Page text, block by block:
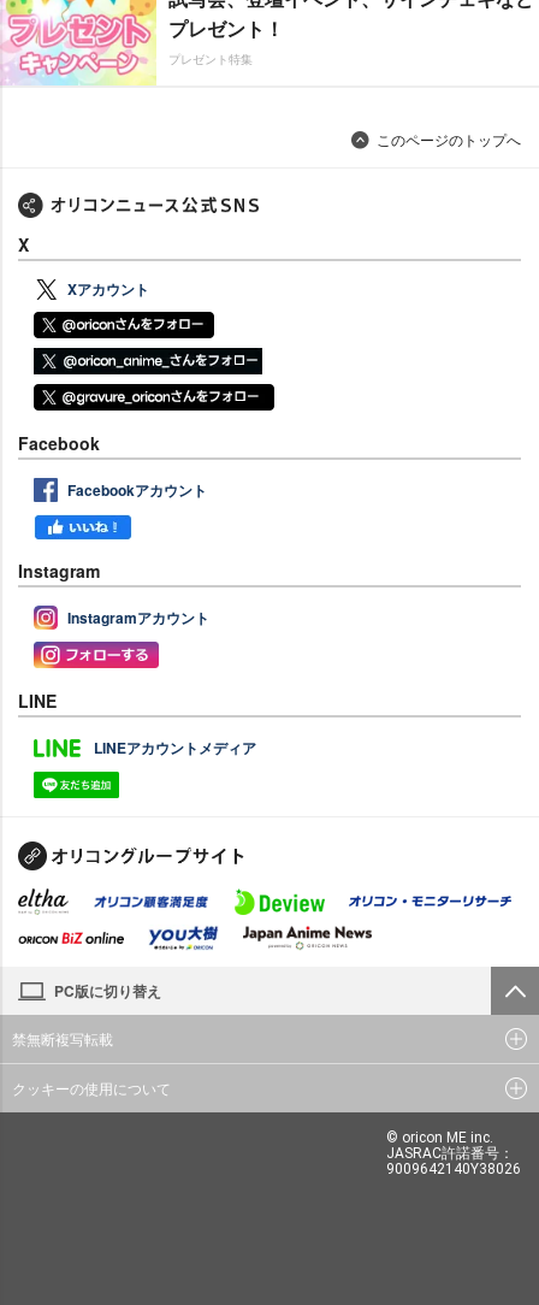
プレゼント！
プレゼント特集
このページのトップへ
X
Xアカウント
Facebook
Facebookアカウント
Instagram
Instagramアカウント
LINE
LINEアカウントメディア
PC版に切り替え
禁無断複写転載
クッキーの使用について
© oricon ME inc.
JASRAC許諾番号：
9009642140Y38026